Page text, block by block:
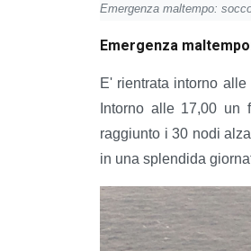
Emergenza maltempo:
Emergenza
E' rientrata intorno
Intorno alle 17,00 un
raggiunto i 30 nodi
in una splendida